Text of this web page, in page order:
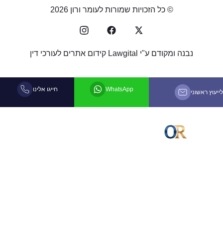
© כל הזכויות שמורות לעומר ורון 2026
נבנה ומקודם ע"י Lawgital קידום אתרים לעורכי דין
לייעוץ ראשוני WhatsApp חייגו אלינו